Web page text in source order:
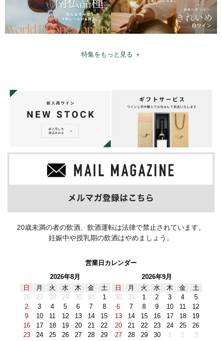
特集をもっと見る ＋
20歳未満の者の飲酒、飲酒運転は法律で禁止されています。
妊娠中や授乳期の飲酒はやめましょう。
営業日カレンダー
2026年8月
日
月 火 水 木 金
土
26
27 28 29 30 31
1
2
3 4 5 6 7
8
9
10 11 12 13 14
15
16
17 18 19 20 21
22
23
24 25 26 27 28
29
2026年9月
日
月 火 水 木 金
土
30
31 1 2 3 4
5
6
7 8 9 10 11
12
13
14 15 16 17 18
19
20
21 22 23 24 25
26
27
28 29 30 1 2 3